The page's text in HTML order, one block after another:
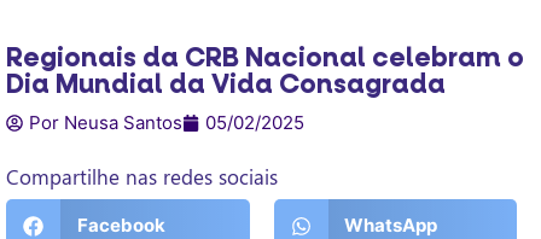
Regionais da CRB Nacional celebram o
Dia Mundial da Vida Consagrada
Por Neusa Santos 05/02/2025
Compartilhe nas redes sociais
Facebook WhatsApp